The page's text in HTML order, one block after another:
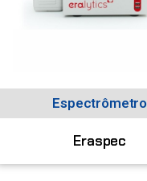
Espectrômetro
Eraspec